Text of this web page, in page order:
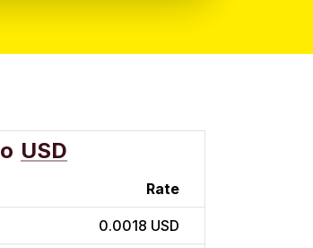
USD
Rate
0.0018 USD